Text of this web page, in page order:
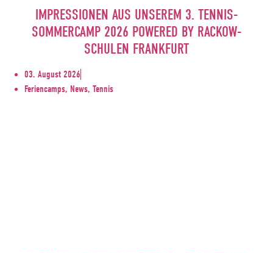
IMPRESSIONEN AUS UNSEREM 3. TENNIS-
SOMMERCAMP 2026 POWERED BY RACKOW-
SCHULEN FRANKFURT
03. August 2026
Feriencamps, News, Tennis